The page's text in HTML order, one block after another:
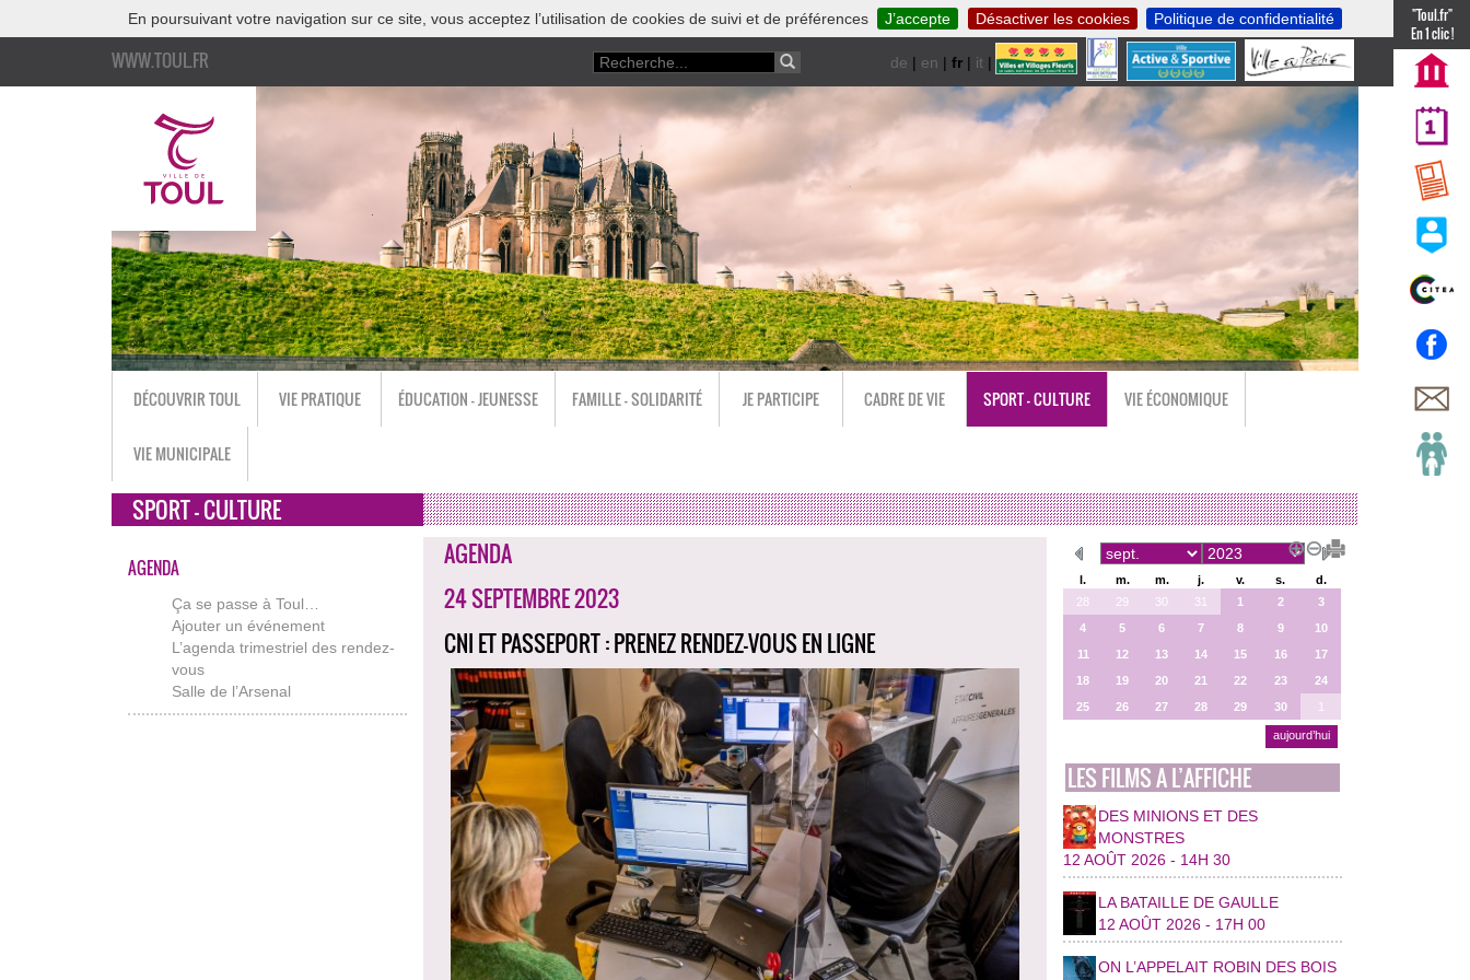
En poursuivant votre navigation sur ce site, vous acceptez l’utilisation de cookies de suivi et de préférences J’accepte Désactiver les cookies Politique de confidentialité
WWW.TOUL.FR de | en | fr | it |nl
"Toul.fr"
En 1 clic !
DÉCOUVRIR TOUL VIE PRATIQUE ÉDUCATION - JEUNESSE FAMILLE - SOLIDARITÉ JE PARTICIPE CADRE DE VIE SPORT - CULTURE VIE ÉCONOMIQUE
VIE MUNICIPALE
SPORT - CULTURE
AGENDA
Ça se passe à Toul…
Ajouter un événement
L’agenda trimestriel des rendez-
vous
Salle de l’Arsenal
AGENDA
24 SEPTEMBRE 2023
CNI ET PASSEPORT : PRENEZ RENDEZ-VOUS EN LIGNE
l. m. m. j. v. s.
d.
28
29 30 31 1 2
3
4
5 6 7 8 9
10
11
12 13 14 15 16
17
18
19 20 21 22 23
24
25
26 27 28 29 30 1
aujourd’hui
LES FILMS A L’AFFICHE
DES MINIONS ET DES
MONSTRES
12 AOÛT 2026 - 14H 30
LA BATAILLE DE GAULLE
12 AOÛT 2026 - 17H 00
ON L’APPELAIT ROBIN DES BOIS